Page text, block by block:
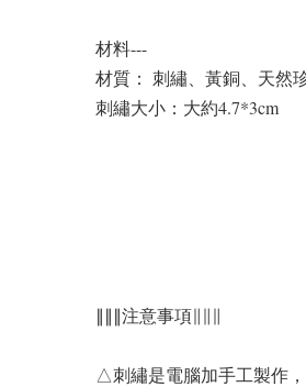
材料---
材質： 刺繡、黃銅、天然
刺繡大小：大約4.7*3cm
∥∥∥注意事項∥∥∥
△刺繡是電腦加手工製作